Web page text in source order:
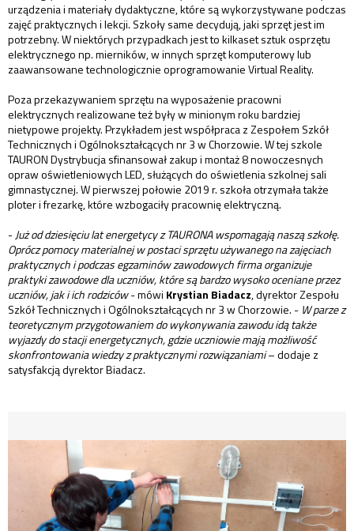
urządzenia i materiały dydaktyczne, które są wykorzystywane podczas
zajęć praktycznych i lekcji. Szkoły same decydują, jaki sprzęt jest im
potrzebny. W niektórych przypadkach jest to kilkaset sztuk osprzętu
elektrycznego np. mierników, w innych sprzęt komputerowy lub
zaawansowane technologicznie oprogramowanie Virtual Reality.
Poza przekazywaniem sprzętu na wyposażenie pracowni
elektrycznych realizowane też były w minionym roku bardziej
nietypowe projekty. Przykładem jest współpraca z Zespołem Szkół
Technicznych i Ogólnokształcących nr 3 w Chorzowie. W tej szkole
TAURON Dystrybucja sfinansował zakup i montaż 8 nowoczesnych
opraw oświetleniowych LED, służących do oświetlenia szkolnej sali
gimnastycznej. W pierwszej połowie 2019 r. szkoła otrzymała także
ploter i frezarkę, które wzbogaciły pracownię elektryczną.
-Już od dziesięciu lat energetycy z TAURONA wspomagają naszą szkołę.
Oprócz pomocy materialnej w postaci sprzętu używanego na zajęciach
praktycznych i podczas egzaminów zawodowych firma organizuje
praktyki zawodowe dla uczniów, które są bardzo wysoko oceniane przez
uczniów, jak i ich rodziców- mówi Krystian Biadacz, dyrektor Zespołu
Szkół Technicznych i Ogólnokształcących nr 3 w Chorzowie. - W parze z
teoretycznym przygotowaniem do wykonywania zawodu idą także
wyjazdy do stacji energetycznych, gdzie uczniowie mają możliwość
skonfrontowania wiedzy z praktycznymi rozwiązaniami– dodaje z
satysfakcją dyrektor Biadacz.